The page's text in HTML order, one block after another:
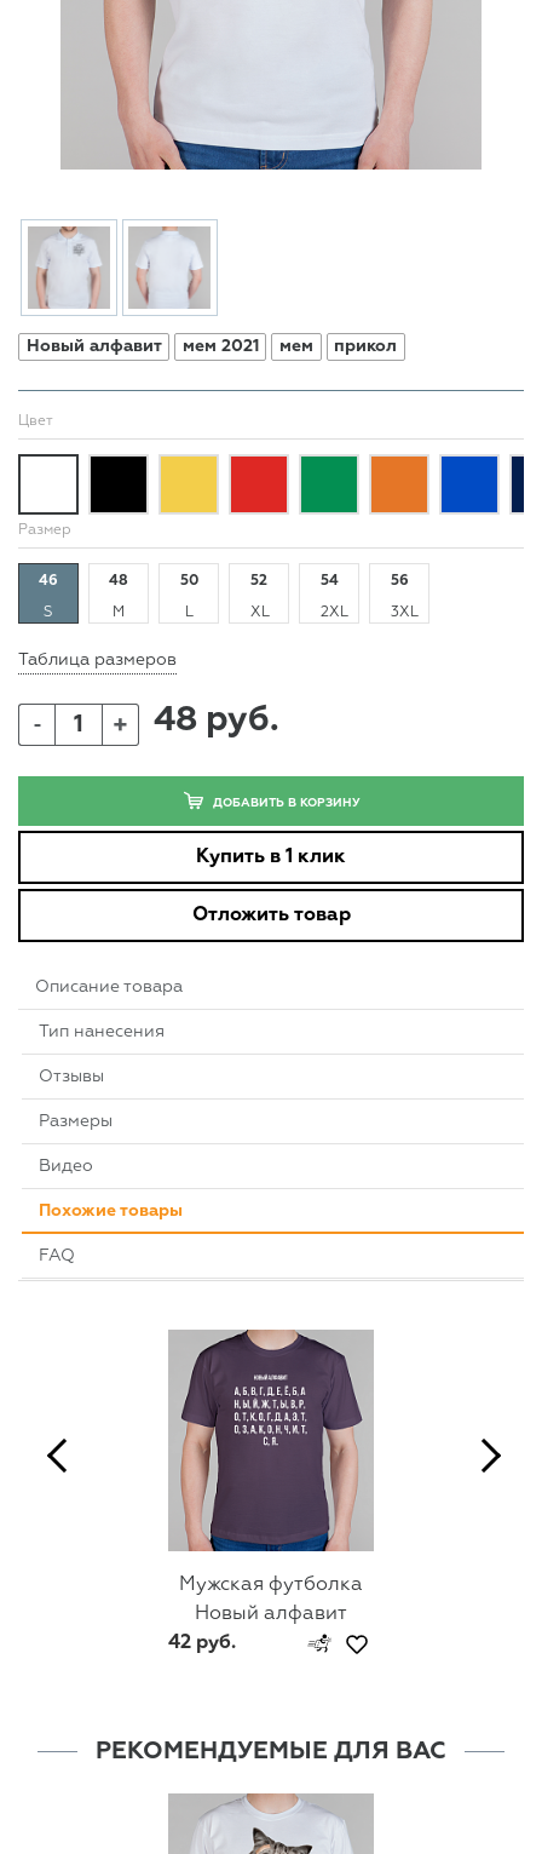
Новый алфавит мем 2021 мем прикол
Цвет
Размер
46
S
48
M
50
L
52
XL
54
2XL
56
3XL
Таблица размеров
- + 48 руб.
ДОБАВИТЬ В КОРЗИНУ
Купить в 1 клик
Отложить товар
Описание товара
Тип нанесения
Отзывы
Размеры
Видео
Похожие товары
FAQ
Мужская футболка
Новый алфавит
42 руб.
РЕКОМЕНДУЕМЫЕ ДЛЯ ВАС